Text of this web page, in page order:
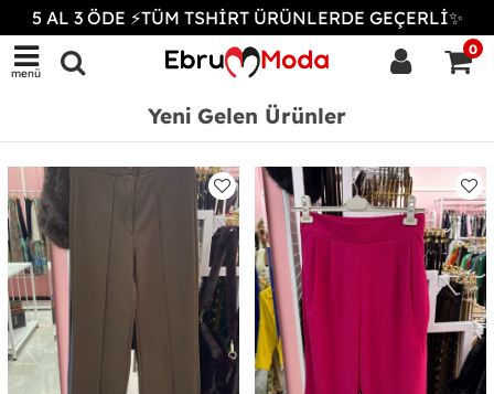
5 AL 3 ÖDE ⚡TÜM TSHİRT ÜRÜNLERDE GEÇERLİ✨
menü
0
Yeni Gelen Ürünler